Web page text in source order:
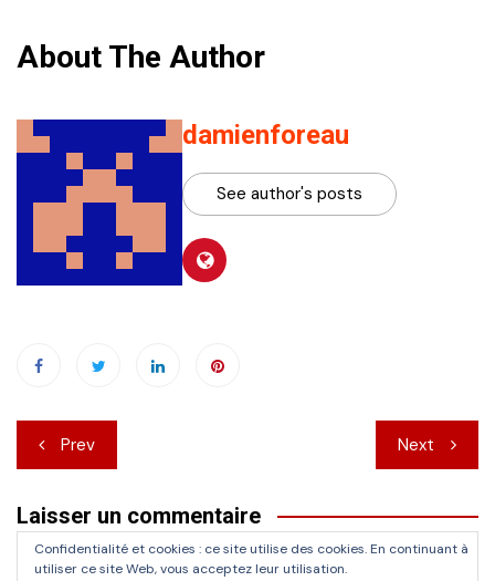
About The Author
damienforeau
See author's posts
Navigation
de
l’article
Prev Next
Laisser un commentaire
Vous devezvous connecterpour publier un commentaire.
Confidentialité et cookies : ce site utilise des cookies. En continuant à
utiliser ce site Web, vous acceptez leur utilisation.